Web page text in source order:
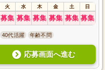
火 水 木 金 土 日
募集 募集 募集 募集 募集 募集
40代活躍 年齢不問
応募画面へ進む